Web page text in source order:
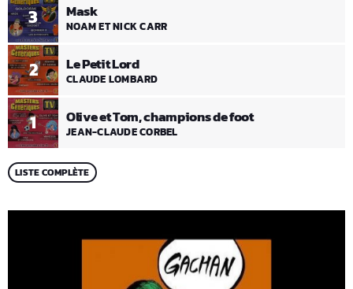
1 Olive et Tom, champions de foot
JEAN-CLAUDE CORBEL
2 Le Petit Lord
CLAUDE LOMBARD
3 Mask
NOAM ET NICK CARR
LISTE COMPLÈTE